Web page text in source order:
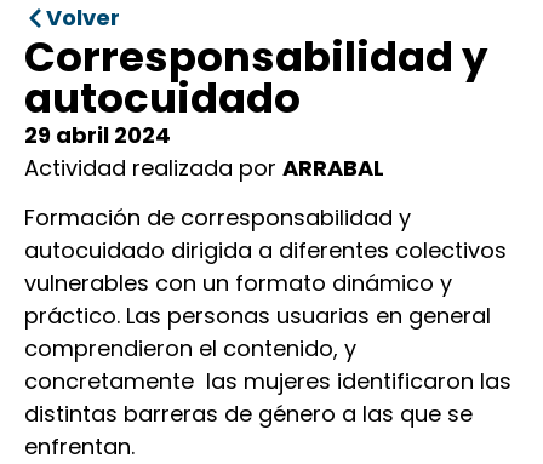
Volver
Corresponsabilidad y
autocuidado
29 abril 2024
Actividad realizada por ARRABAL
Formación de corresponsabilidad y
autocuidado dirigida a diferentes colectivos
vulnerables con un formato dinámico y
práctico. Las personas usuarias en general
comprendieron el contenido, y
concretamente las mujeres identificaron las
distintas barreras de género a las que se
enfrentan.